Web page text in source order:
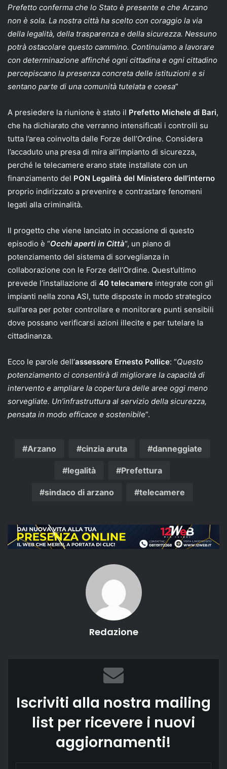
Prefetto conferma che lo Stato è presente e che Arzano
non è sola. La nostra città ha scelto con coraggio la via
della legalità, della trasparenza e della sicurezza. Nessuno
potrà ostacolare questo cammino. Continuiamo a lavorare
con determinazione affinché ogni cittadina e ogni cittadino
percepiscano la presenza concreta delle istituzioni e si
sentano parte di una comunità tutelata e coesa”
A presiedere la riunione è stato il Prefetto Michele di Bari,
che ha dichiarato che verranno intensificati i controlli su
tutta l’area coinvolta dalle Forze dell’Ordine. Considera
l’accaduto una presa di mira all’impianto di sicurezza,
perché le telecamere erano state installate con un
finanziamento del PON Legalità del Ministero dell’interno
proprio indirizzato a prevenire e contrastare fenomeni
legati alla criminalità.
Il progetto che viene lanciato in occasione di questo
episodio è “Occhi aperti in Città“, un piano di
potenziamento del sistema di sorveglianza in
collaborazione con le Forze dell’Ordine. Quest’ultimo
prevede l’installazione di 40 telecamere integrate con gli
impianti nella zona ASI, tutte disposte in modo strategico
sull’area per poter controllare e monitorare punti sensibili
dove possano verificarsi azioni illecite e per tutelare la
cittadinanza.
Ecco le parole dell’assessore Ernesto Pollice: “Questo
potenziamento ci consentirà di migliorare la capacità di
intervento e ampliare la copertura delle aree oggi meno
sorvegliate. Un’infrastruttura al servizio della sicurezza,
pensata in modo efficace e sostenibile”.
Arzano cinzia aruta danneggiate
legalità Prefettura
sindaco di arzano telecamere
Redazione
Iscriviti alla nostra mailing
list per ricevere i nuovi
aggiornamenti!